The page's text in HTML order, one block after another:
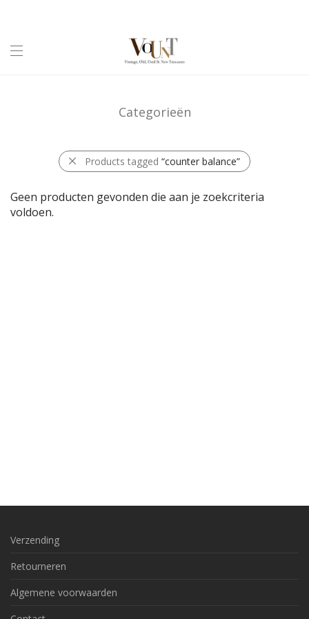
Categorieën
Products tagged “counter balance”
Geen producten gevonden die aan je zoekcriteria
voldoen.
Verzending
Retourneren
Algemene voorwaarden